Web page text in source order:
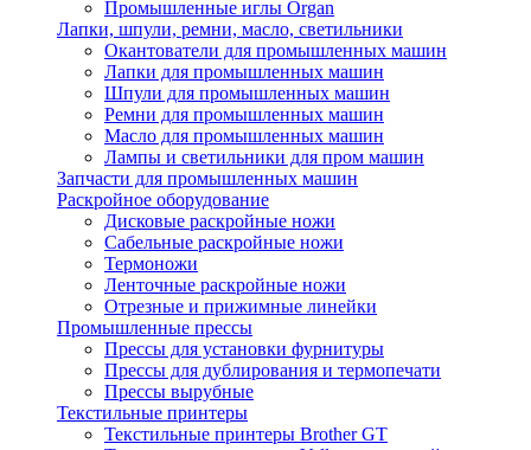
Промышленные иглы Organ
Лапки, шпули, ремни, масло, светильники
Окантователи для промышленных машин
Лапки для промышленных машин
Шпули для промышленных машин
Ремни для промышленных машин
Масло для промышленных машин
Лампы и светильники для пром машин
Запчасти для промышленных машин
Раскройное оборудование
Дисковые раскройные ножи
Сабельные раскройные ножи
Термоножи
Ленточные раскройные ножи
Отрезные и прижимные линейки
Промышленные прессы
Прессы для установки фурнитуры
Прессы для дублирования и термопечати
Прессы вырубные
Текстильные принтеры
Текстильные принтеры Brother GT